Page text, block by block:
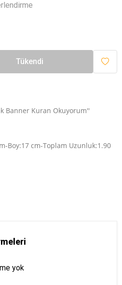
Tükendi
Banner Kuran Okuyorum''
Boy:17 cm-Toplam Uzunluk:1.90
yok